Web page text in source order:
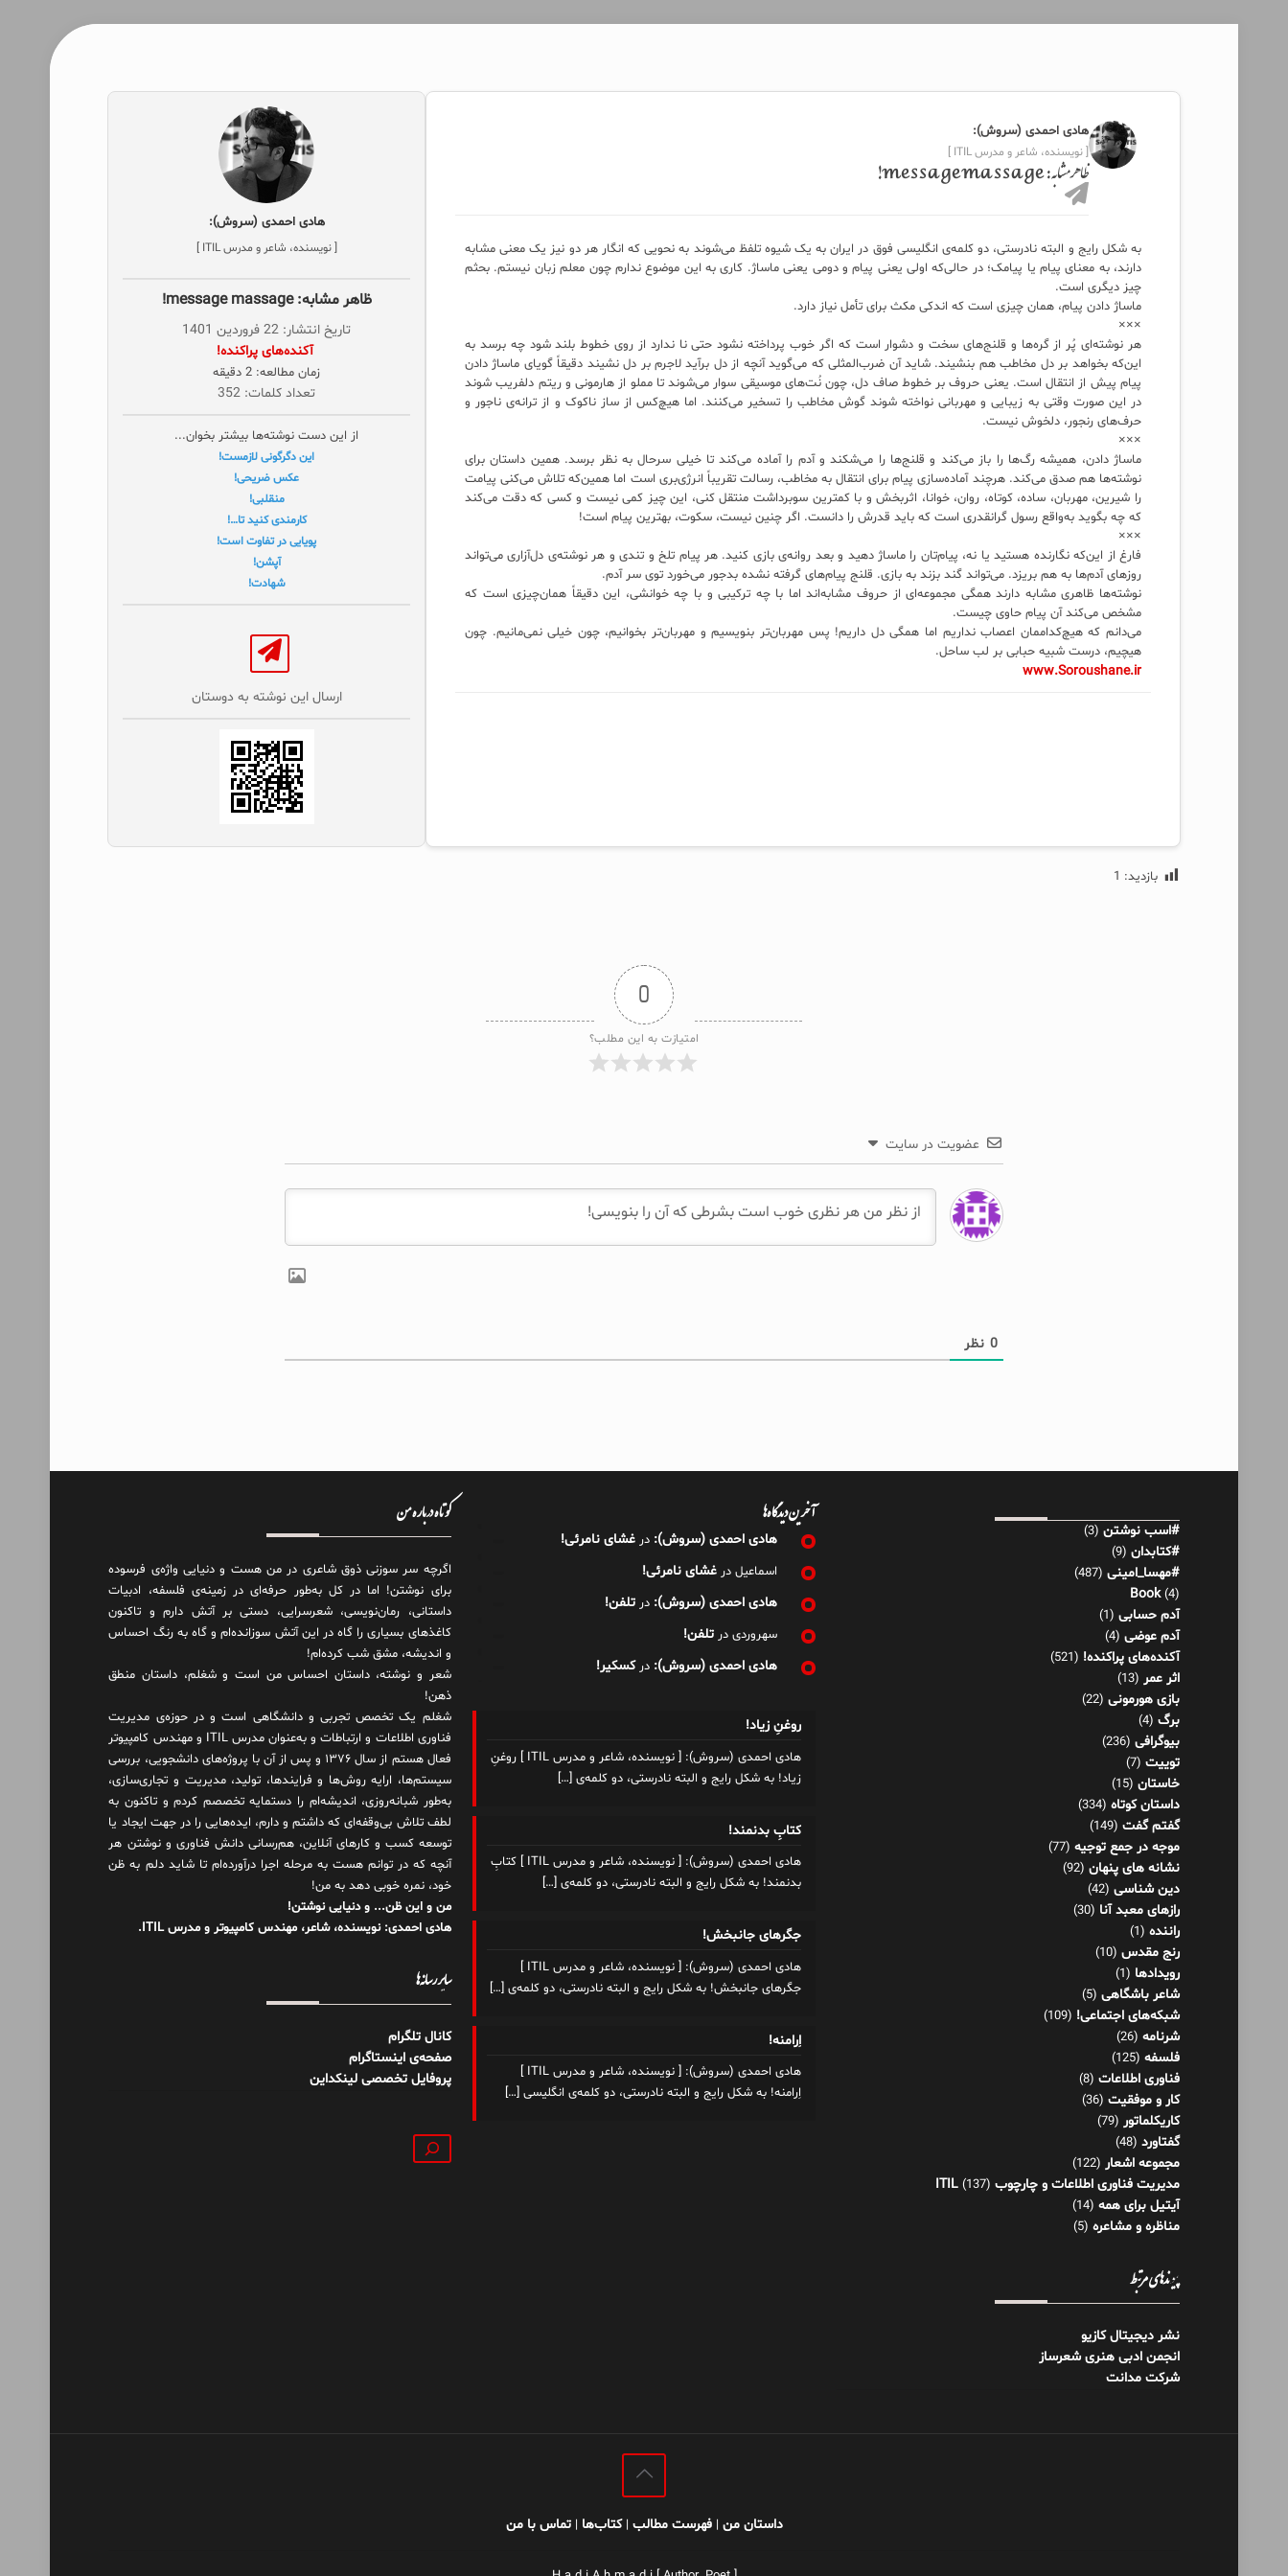
هادی احمدی (سروش):
[ نویسنده، شاعر و مدرس ITIL ]
ظاهر مشابه: message massage!
به شکل رایج و البته نادرستی، دو کلمه‌ی انگلیسی فوق در ایران به یک شیوه تلفظ می‌شوند به نحویی که انگار هر دو نیز یک معنی مشابه
دارند، به معنای پیام یا پیامک؛ در حالی‌که اولی یعنی پیام و دومی یعنی ماساژ. کاری به این موضوع ندارم چون معلم زبان نیستم. بحثم
چیز دیگری است.
ماساژ دادن پیام، همان چیزی است که اندکی مکث برای تأمل نیاز دارد.
×××
هر نوشته‌ای پُر از گره‌ها و قلنج‌های سخت و دشوار است که اگر خوب پرداخته نشود حتی نا ندارد از روی خطوط بلند شود چه برسد به
این‌که بخواهد بر دل مخاطب هم بنشیند. شاید آن ضرب‌المثلی که می‌گوید آنچه از دل برآید لاجرم بر دل نشیند دقیقاً گویای ماساژ دادن
پیام پیش از انتقال است. یعنی حروف بر خطوط صاف دل، چون نُت‌های موسیقی سوار می‌شوند تا مملو از هارمونی و ریتم دلفریب شوند
در این صورت وقتی به زیبایی و مهربانی نواخته شوند گوش مخاطب را تسخیر می‌کنند. اما هیچ‌کس از ساز ناکوک و از ترانه‌ی ناجور و
حرف‌های رنجور، دلخوش نیست.
×××
ماساژ دادن، همیشه رگ‌ها را باز می‌کند و قلنج‌ها را می‌شکند و آدم را آماده می‌کند تا خیلی سرحال به نظر برسد. همین داستان برای
نوشته‌ها هم صدق می‌کند. هرچند آماده‌سازی پیام برای انتقال به مخاطب، رسالت تقریباً انرژی‌بری است اما همین‌که تلاش می‌کنی پیامت
را شیرین، مهربان، ساده، کوتاه، روان، خوانا، اثربخش و با کمترین سوبرداشت منتقل کنی، این چیز کمی نیست و کسی که دقت می‌کند
که چه بگوید به‌واقع رسول گرانقدری است که باید قدرش را دانست. اگر چنین نیست، سکوت، بهترین پیام است!
×××
فارغ از این‌که نگارنده هستید یا نه، پیام‌تان را ماساژ دهید و بعد روانه‌ی بازی کنید. هر پیام تلخ و تندی و هر نوشته‌ی دل‌آزاری می‌تواند
روزهای آدم‌ها به هم بریزد. می‌تواند گند بزند به بازی. قلنج پیام‌های گرفته نشده بدجور می‌خورد توی سر آدم.
نوشته‌ها ظاهری مشابه دارند همگی مجموعه‌ای از حروف مشابه‌اند اما با چه ترکیبی و با چه خوانشی، این دقیقاً همان‌چیزی است که
مشخص می‌کند آن پیام حاوی چیست.
می‌دانم که هیچ‌کداممان اعصاب نداریم اما همگی دل داریم! پس مهربان‌تر بنویسیم و مهربان‌تر بخوانیم، چون خیلی نمی‌مانیم. چون
هیچیم، درست شبیه حبابی بر لب ساحل.
www.Soroushane.ir
هادی احمدی (سروش):
[ نویسنده، شاعر و مدرس ITIL ]
ظاهر مشابه: message massage!
تاریخ انتشار: 22 فروردین 1401
‌ آکنده‌های پراکنده!
زمان مطالعه: 2 دقیقه
تعداد کلمات: 352
از این دست نوشته‌ها بیشتر بخوان...
این دگرگونی لازمست!
عکس ضریحی!
منقلبی!
کارمندی کنید تا…!
پویایی در تفاوت است!
آپشن!
شهادت!
ارسال این نوشته به دوستان‌
بازدید: 1
0
امتیازت به این مطلب؟
عضویت در سایت
0نظر
#اسب نوشتن (3)
#کتابدان (9)
#مهسا_امینی (487)
Book(4)
آدم حسابی (1)
آدم عوضی (4)
آکنده‌های پراکنده! (521)
اثر عمر (13)
بازی هورمونی (22)
برگ (4)
بیوگرافی (236)
توییت (7)
خاستان (15)
داستان کوتاه (334)
گفتم گفت (149)
موجه در جمع توجیه (77)
نشانه های پنهان (92)
دین شناسی (42)
رازهای معبد آنا (30)
راننده (1)
رنج مقدس (10)
رویدادها (1)
شاعر باشگاهی (5)
شبکه‌های اجتماعی! (109)
شرنامه (26)
فلسفه (125)
فناوری اطلاعات (8)
کار و موفقیت (36)
کاریکلماتور (79)
گفتاورد (48)
مجموعه اشعار (122)
مدیریت فناوری اطلاعات و چارچوب ITIL (137)
آیتیل برای همه (14)
مناظره و مشاعره (5)
پیوندهای مرتبط
نشر دیجیتال کازیو
انجمن ادبی هنری شعرساز
شرکت مدانت
آخرین دیدگاه‌ها
هادی احمدی (سروش): درغشای نامرئی!
اسماعیل درغشای نامرئی!
هادی احمدی (سروش): درتلفن!
سهروردی درتلفن!
هادی احمدی (سروش): درکسکیر!
روغنِ زیاد!
هادی احمدی (سروش): [ نویسنده، شاعر و مدرس ITIL ] روغنِ
زیاد! به شکل رایج و البته نادرستی، دو کلمه‌ی […]
کتابِ بدنمند!
هادی احمدی (سروش): [ نویسنده، شاعر و مدرس ITIL ] کتابِ
بدنمند! به شکل رایج و البته نادرستی، دو کلمه‌ی […]
جگرهای جانبخش!
هادی احمدی (سروش): [ نویسنده، شاعر و مدرس ITIL ]
جگرهای جانبخش! به شکل رایج و البته نادرستی، دو کلمه‌ی […]
اِرامنه!
هادی احمدی (سروش): [ نویسنده، شاعر و مدرس ITIL ]
اِرامنه! به شکل رایج و البته نادرستی، دو کلمه‌ی انگلیسی […]
کوتاه درباره من
اگرچه سر سوزنی ذوق شاعری در من هست و دنیایی واژه‌‌ی فرسوده
برای نوشتن! اما در کل به‌طور حرفه‌ای در زمینه‌ی فلسفه، ادبیات
داستانی، رمان‌نویسی، شعرسرایی، دستی بر آتش دارم و تاکنون
کاغذهای بسیاری را گاه در این آتش سوزانده‌ام و گاه به رنگ احساس
و اندیشه، مشق شب کرده‌ام!
شعر و نوشته، داستان احساس من است و شغلم، داستان منطق
ذهن!
شغلم یک تخصص تجربی و دانشگاهی است و در حوزه‌ی مدیریت
فناوری اطلاعات و ارتباطات و به‌عنوان مدرس ITIL و مهندس کامپیوتر
فعال هستم از سال ۱۳۷۶ و پس از آن با پروژه‌های دانشجویی، بررسی
سیستم‌ها، ارایه روش‌ها و فرایندها، تولید، مدیریت و تجاری‌سازی،
به‌طور شبانه‌روزی، اندیشه‌ام را دستمایه تخصصم کردم و تاکنون به
لطف تلاش بی‌وقفه‌ای که داشتم و دارم، اید‌ه‌هایی را در جهت ایجاد یا
توسعه کسب و کارهای آنلاین، هم‌رسانی دانش فناوری و نوشتن هر
آنچه که در توانم هست به مرحله اجرا درآورده‌ام تا شاید دلم به ظن
خود، نمره خوبی دهد به من!
من و این ظن... و دنیایی نوشتن!
هادی احمدی: نویسنده، شاعر، مهندس کامپیوتر و مدرس ITIL.
سایر رسانه‌ها
کانال تلگرام
صفحه‌ی اینستاگرام
پروفایل تخصصی لینکداین
جستجو
داستان من |فهرست مطالب |کتاب‌ها |تماس با من